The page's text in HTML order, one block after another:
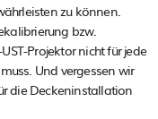
zu können.
bzw.
Projektor nicht für jede
Und vergessen wir
die Deckeninstallation